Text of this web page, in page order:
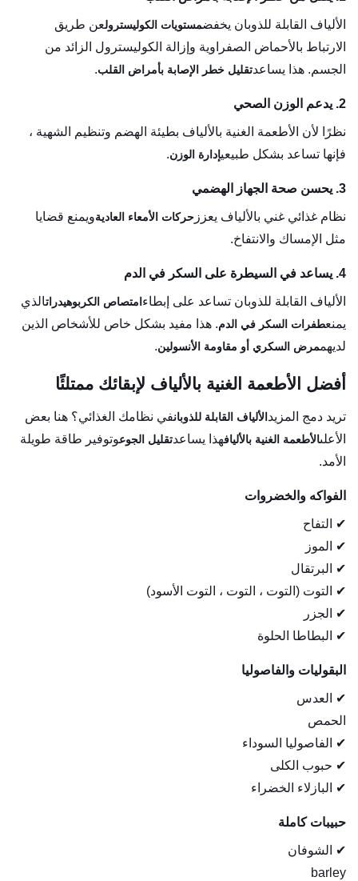
الألياف القابلة للذوبان يخفضمستويات الكوليسترولعن طريق
الارتباط بالأحماض الصفراوية وإزالة الكوليسترول الزائد من
الجسم. هذا يساعدتقليل خطر الإصابة بأمراض القلب.
2. يدعم الوزن الصحي
نظرًا لأن الأطعمة الغنية بالألياف بطيئة الهضم وتنظيم الشهية ،
فإنها تساعد بشكل طبيعيإدارة الوزن.
3. يحسن صحة الجهاز الهضمي
نظام غذائي غني بالألياف يعزز حركات الأمعاء العاديةويمنع قضايا
مثل الإمساك والانتفاخ.
4. يساعد في السيطرة على السكر في الدم
الألياف القابلة للذوبان تساعد على إبطاء امتصاص الكربوهيدراتالذي
يمنعطفرات السكر في الدم. هذا مفيد بشكل خاص للأشخاص الذين
لديهممرض السكري أو مقاومة الأنسولين.
أفضل الأطعمة الغنية بالألياف لإبقائك ممتلئًا
تريد دمج المزيد الألياف القابلة للذوبانفي نظامك الغذائي؟ هنا بعض
الأعلىالأطعمة الغنية بالأليافهذا يساعدتقليل الجوعوتوفير طاقة طويلة
الأمد.
الفواكه والخضروات
✔ التفاح
✔ الموز
✔ البرتقال
✔ التوت (التوت ، التوت ، التوت الأسود)
✔ الجزر
✔ البطاطا الحلوة
البقوليات والفاصوليا
✔ العدس
الحمص
✔ الفاصوليا السوداء
✔ حبوب الكلى
✔ البازلاء الخضراء
حبيبات كاملة
✔ الشوفان
barley